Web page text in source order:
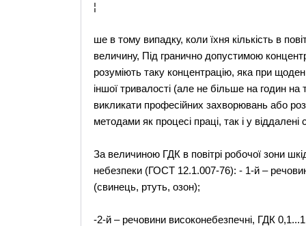
¦
ше в тому випадку, коли їхня кількість в
величину, Під гранично допустимою
розуміють таку концентрацію, яка при
іншої тривалості (але не більше на годин
викликати професійних захворювань або
методами як процесі праці, так і у
За величиною ГДК в повітрі робочої зони
небезпеки (ГОСТ 12.1.007-76): - 1-й –
(свинець, ртуть, озон);
-2-й – речовини високонебезпечні, ГДК